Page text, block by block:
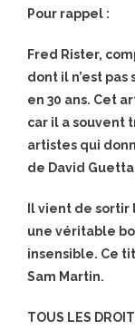
Pour rappel :
Fred Rister,
dont il n’est
en 30 ans. Cet
car il a souvent
artistes qui
de David
Il vient de sortir
une véritable
insensible. Ce
Sam Martin.
TOUS LES